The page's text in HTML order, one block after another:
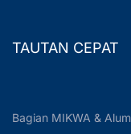
TAUTAN CEPAT
Bagian MIKWA &